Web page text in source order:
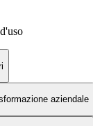
aziendale